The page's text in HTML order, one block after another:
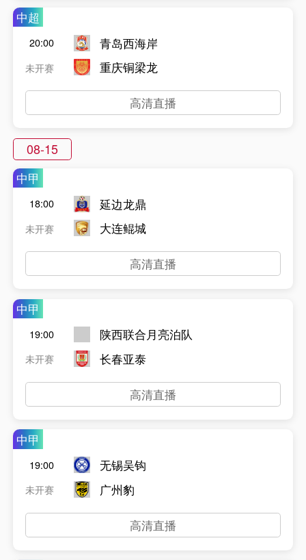
中超
20:00
未开赛
青岛西海岸
重庆铜梁龙
高清直播
08-15
中甲
18:00
未开赛
延边龙鼎
大连鲲城
高清直播
中甲
19:00
未开赛
陕西联合月亮泊队
长春亚泰
高清直播
中甲
19:00
未开赛
无锡吴钩
广州豹
高清直播